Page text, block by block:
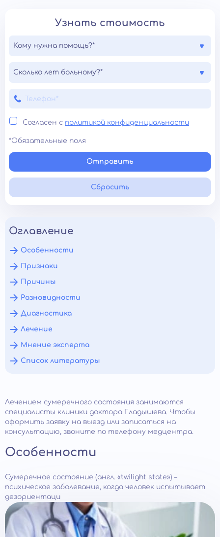
Узнать стоимость
Кому нужна помощь?*
Сколько лет больному?*
Согласен с политикой конфиденциальности
*Обязательные поля
Отправить
Сбросить
Оглавление
Особенности
Признаки
Причины
Разновидности
Диагностика
Лечение
Мнение эксперта
Список литературы
Лечением сумеречного состояния занимаются
специалисты клиники доктора Гладышева. Чтобы
оформить заявку на выезд или записаться на
консультацию, звоните по телефону медцентра.
Особенности
Сумеречное состояние (англ. «twilight state») –
психическое заболевание, когда человек испытывает
дезориентаци